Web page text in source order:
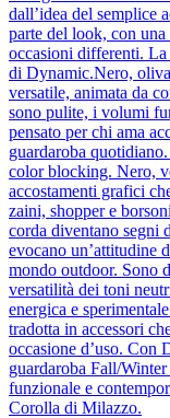
dall’idea del semplice
parte del look, con una
occasioni differenti.
di Dynamic.Nero, oliva
versatile, animata da
sono pulite, i volumi
pensato per chi ama
guardaroba
color blocking. Nero,
accostamenti grafici
zaini, shopper e
corda diventano segni
evocano un’attitudine
mondo outdoor. Sono
versatilità dei toni
energica e
tradotta in accessori
occasione d’uso. Con
guardaroba Fall/
funzionale e
Corolla di Milazzo.